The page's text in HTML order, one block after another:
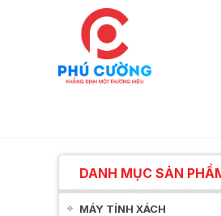
DANH MỤC SẢN
MÁY TÍNH XÁCH